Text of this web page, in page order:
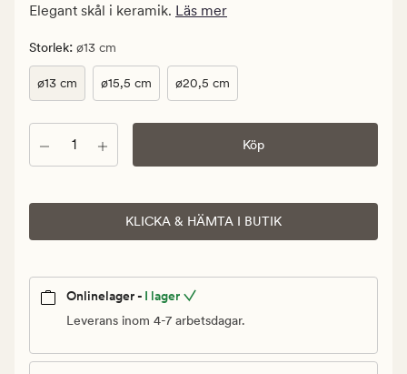
kr.
pris
129,90
kr
Elegant skål i keramik. Läs mer
Storlek: ø13 cm
ø13 cm ø15,5 cm ø20,5 cm
Antal Köp
KLICKA & HÄMTA I BUTIK
Onlinelager - I lager
Leverans inom 4-7 arbetsdagar.